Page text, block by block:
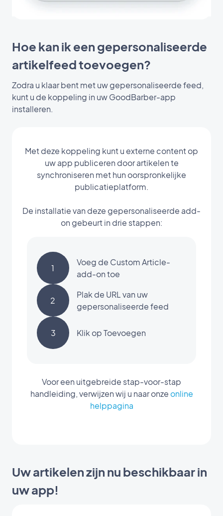
Hoe kan ik een gepersonaliseerde
artikelfeed toevoegen?
Zodra u klaar bent met uw gepersonaliseerde feed,
kunt u de koppeling in uw GoodBarber-app
installeren.
Met deze koppeling kunt u externe content op
uw app publiceren door artikelen te
synchroniseren met hun oorspronkelijke
publicatieplatform.
De installatie van deze gepersonaliseerde add-
on gebeurt in drie stappen:
1
Voeg de Custom Article-
add-on toe
2
Plak de URL van uw
gepersonaliseerde feed
3 Klik op Toevoegen
Voor een uitgebreide stap-voor-stap
handleiding, verwijzen wij u naar onze online
helppagina
Uw artikelen zijn nu beschikbaar in
uw app!